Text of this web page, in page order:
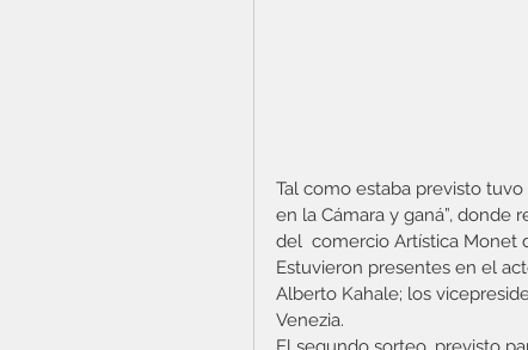
Tal como estaba previsto
en la Cámara y ganá”, donde
del  comercio Artística Monet
Estuvieron presentes en el
Alberto Kahale; los
Venezia.